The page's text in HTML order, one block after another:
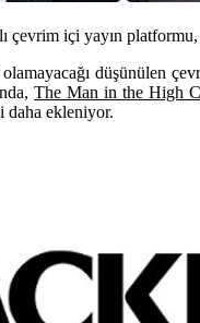
çevrim içi yayın
düşünülen
The Man in the High
daha ekleniyor.